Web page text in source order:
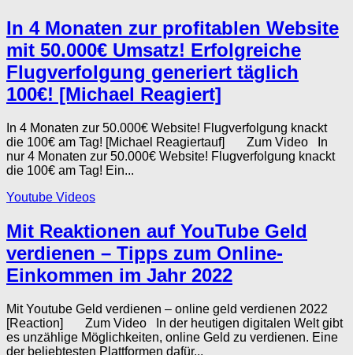
In 4 Monaten zur profitablen Website
mit 50.000€ Umsatz! Erfolgreiche
Flugverfolgung generiert täglich
100€! [Michael Reagiert]
In 4 Monaten zur 50.000€ Website! Flugverfolgung knackt
die 100€ am Tag! [Michael Reagiertauf] Zum Video In
nur 4 Monaten zur 50.000€ Website! Flugverfolgung knackt
die 100€ am Tag! Ein...
Youtube Videos
Mit Reaktionen auf YouTube Geld
verdienen – Tipps zum Online-
Einkommen im Jahr 2022
Mit Youtube Geld verdienen – online geld verdienen 2022
[Reaction] Zum Video In der heutigen digitalen Welt gibt
es unzählige Möglichkeiten, online Geld zu verdienen. Eine
der beliebtesten Plattformen dafür...